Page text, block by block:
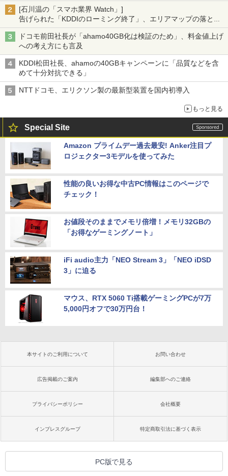
[石川温の「スマホ業界 Watch」]
告げられた「KDDIのローミング終了」、エリアマップの落とし
穴と楽天モバイルの課題
ドコモ前田社長が「ahamo40GB化は検証のため」、料金値上げ
への考え方にも言及
KDDI松田社長、ahamoの40GBキャンペーンに「品質などを含
めて十分対抗できる」
NTTドコモ、エリクソン製の最新型装置を国内初導入
もっと見る
Special Site
Amazon プライムデー過去最安! Anker注目プ
ロジェクター3モデルを使ってみた
性能の良いお得な中古PC情報はこのページで
チェック！
お値段そのままでメモリ倍増！メモリ32GBの
「お得なゲーミングノート」
iFi audio主力「NEO Stream 3」「NEO iDSD
3」に迫る
マウス、RTX 5060 Ti搭載ゲーミングPCが7万
5,000円オフで30万円台！
本サイトのご利用について お問い合わせ
広告掲載のご案内 編集部へのご連絡
プライバシーポリシー 会社概要
インプレスグループ 特定商取引法に基づく表示
PC版で見る